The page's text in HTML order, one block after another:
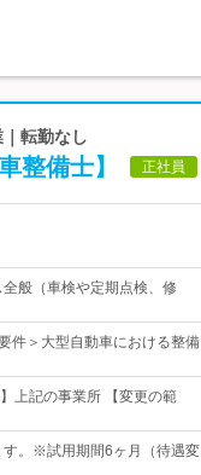
転勤なし
整備士】 正社員
般（車検や定期点検、修
件＞大型自動車における整備
上記の事業所 【変更の範
。※試用期間6ヶ月（待遇変